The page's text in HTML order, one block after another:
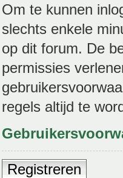
Om te kunnen
slechts enkele
op dit forum. De
permissies
regels altijd te
Registreren